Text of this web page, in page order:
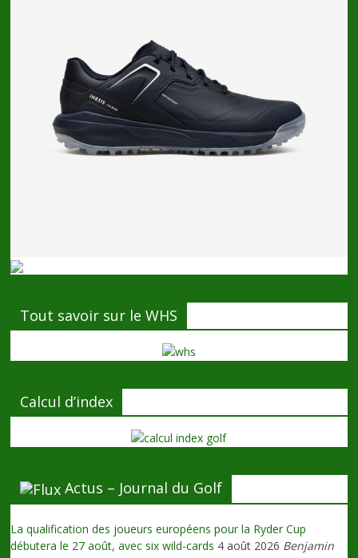
Tout savoir sur le WHS
Calcul d’index
Actus – Journal du Golf
La qualification des joueurs européens pour la Ryder Cup
débutera le 27 août, avec six wild-cards 4 août 2026 Benjamin